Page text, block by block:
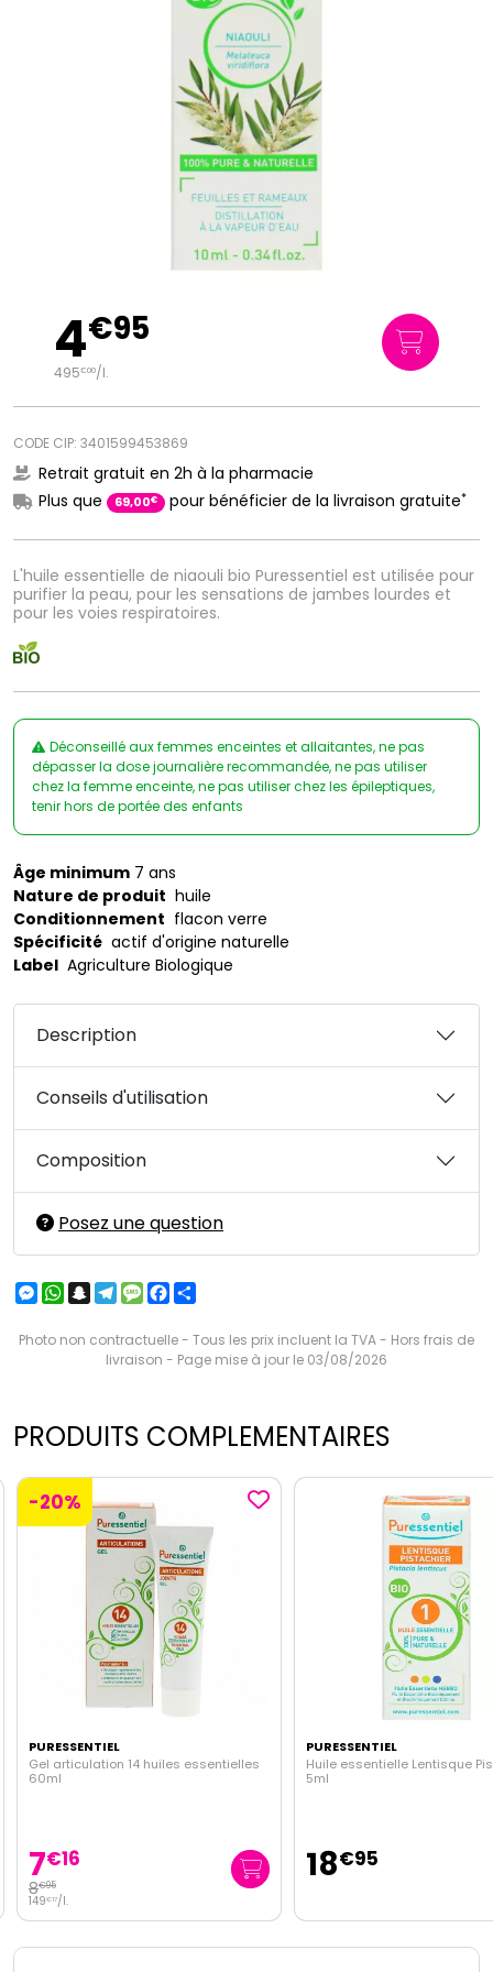
L'huile essentielle de niaouli bio Puressentiel est utilisée pour
purifier la peau, pour les sensations de jambes lourdes et
pour les voies respiratoires.
4€95
495€00/l.
CODE CIP: 3401599453869
Retrait gratuit en 2h à la pharmacie
Plus que
69,00€ pour bénéficier de la livraison gratuite*
Déconseillé aux femmes enceintes et allaitantes, ne pas
dépasser la dose journalière recommandée, ne pas utiliser
chez la femme enceinte, ne pas utiliser chez les épileptiques,
tenir hors de portée des enfants
Âge minimum 7 ans
Nature de produit huile
Conditionnement flacon verre
Spécificité actif d'origine naturelle
Label Agriculture Biologique
Description
Conseils d'utilisation
Composition
Posez une question
Messenger
WhatsApp
Snapchat
Telegram
MessageFacebook
Photo non contractuelle - Tous les prix incluent la TVA - Hors frais de
livraison - Page mise à jour le 03/08/2026
PRODUITS COMPLEMENTAIRES
-20%
PURESSENTIEL
Gel articulation 14 huiles essentielles
60ml
7€16
8€95
149€ 17/l.
PURESSENTIEL
Huile essentielle Lentisque
5ml
18€95